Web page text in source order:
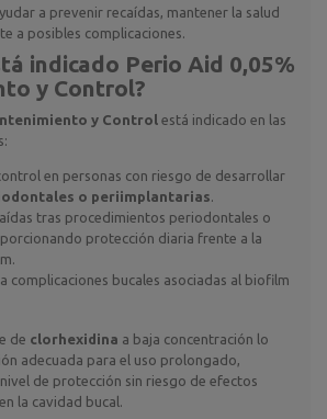
a prevenir recaídas, mantener la salud
a posibles complicaciones.
indicado Perio Aid 0,05%
y Control?
y Control está indicado en las
en personas con riesgo de desarrollar
o periimplantarias.
tras procedimientos periodontales o
protección diaria frente a la
complicaciones bucales asociadas al biofilm
de clorhexidina a baja concentración lo
adecuada para el uso prolongado,
de protección sin riesgo de efectos
la cavidad bucal.